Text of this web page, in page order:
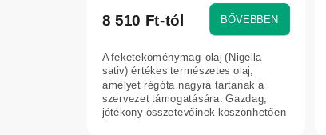
átlagos
5-
ből
4,6
csillag.
8 510 Ft-tól BŐVEBBEN
A feketeköménymag-olaj (Nigella
sativ) értékes természetes olaj,
amelyet régóta nagyra tartanak a
szervezet támogatására. Gazdag,
jótékony összetevőinek köszönhetően